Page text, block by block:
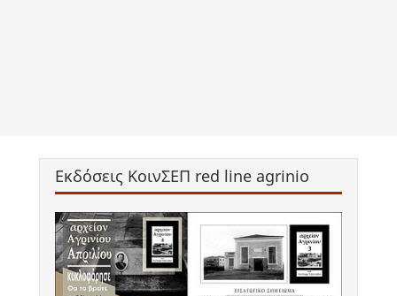
Εκδόσεις ΚοινΣΕΠ red line agrinio